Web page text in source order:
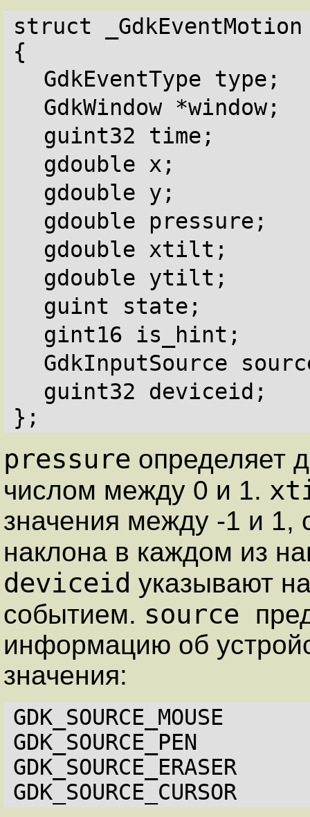
struct _GdkEventMotion
{
GdkEventType type;
GdkWindow *window;
guint32 time;
gdouble x;
gdouble y;
gdouble pressure;
gdouble xtilt;
gdouble ytilt;
guint state;
gint16 is_hint;
GdkInputSource
guint32 deviceid;
};
pressure определяет
числом между 0 и 1.
значения между -1 и 1,
наклона в каждом из
deviceid указывают
событием. source
информацию об
значения:
GDK_SOURCE_MOUSE
GDK_SOURCE_PEN
GDK_SOURCE_ERASER
GDK_SOURCE_CURSOR